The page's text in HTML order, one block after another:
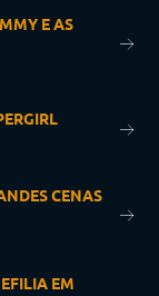
E AS
CENAS
EM